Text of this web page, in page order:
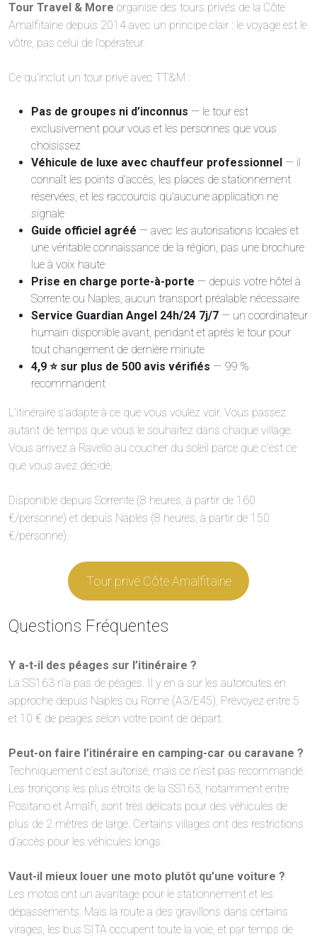
Tour Travel & More organise des tours privés de la Côte
Amalfitaine depuis 2014 avec un principe clair : le voyage est le
vôtre, pas celui de l’opérateur.
Ce qu’inclut un tour privé avec TT&M :
Pas de groupes ni d’inconnus — le tour est
exclusivement pour vous et les personnes que vous
choisissez
Véhicule de luxe avec chauffeur professionnel — il
connaît les points d’accès, les places de stationnement
réservées, et les raccourcis qu’aucune application ne
signale
Guide officiel agréé — avec les autorisations locales et
une véritable connaissance de la région, pas une brochure
lue à voix haute
Prise en charge porte-à-porte — depuis votre hôtel à
Sorrente ou Naples, aucun transport préalable nécessaire
Service Guardian Angel 24h/24 7j/7 — un coordinateur
humain disponible avant, pendant et après le tour pour
tout changement de dernière minute
4,9 ⭐ sur plus de 500 avis vérifiés — 99 %
recommandent
L’itinéraire s’adapte à ce que vous voulez voir. Vous passez
autant de temps que vous le souhaitez dans chaque village.
Vous arrivez à Ravello au coucher du soleil parce que c’est ce
que vous avez décidé.
Disponible depuis Sorrente (8 heures, à partir de 160
€/personne) et depuis Naples (8 heures, à partir de 150
€/personne).
Tour privé Côte Amalfitaine
Questions Fréquentes
Y a-t-il des péages sur l’itinéraire ?
La SS163 n’a pas de péages. Il y en a sur les autoroutes en
approche depuis Naples ou Rome (A3/E45). Prévoyez entre 5
et 10 € de péages selon votre point de départ.
Peut-on faire l’itinéraire en camping-car ou caravane ?
Techniquement c’est autorisé, mais ce n’est pas recommandé.
Les tronçons les plus étroits de la SS163, notamment entre
Positano et Amalfi, sont très délicats pour des véhicules de
plus de 2 mètres de large. Certains villages ont des restrictions
d’accès pour les véhicules longs.
Vaut-il mieux louer une moto plutôt qu’une voiture ?
Les motos ont un avantage pour le stationnement et les
dépassements. Mais la route a des gravillons dans certains
virages, les bus SITA occupent toute la voie, et par temps de